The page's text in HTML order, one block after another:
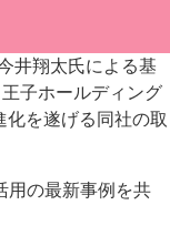
井翔太氏による基
子ホールディング
を遂げる同社の取
用の最新事例を共